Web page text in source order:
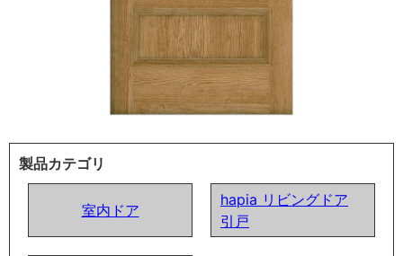
製品カテゴリ
室内ドア
hapia リビングドア
引戸